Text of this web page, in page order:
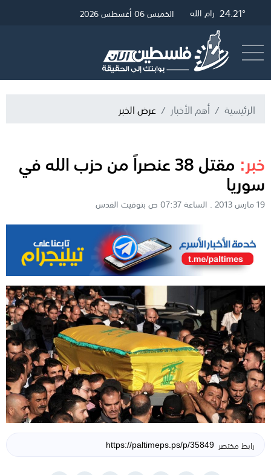
27.66° غزة 24.45° القدس 24.21° رام الله الخميس 06 أغسطس 2026
الرئيسية أهم الأخبار عرض الخبر
خبر: مقتل 38 عنصراً من حزب الله في
سوريا
19 مارس 2013 . الساعة 07:37 ص بتوقيت القدس
رابط مختصر